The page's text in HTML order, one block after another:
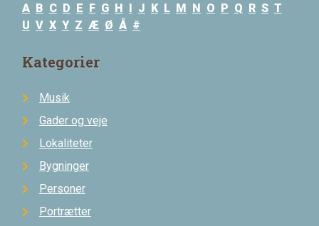
A B C D E F G H I J K L M N O P Q R S T
U V X Y Z Æ Ø Å #
Kategorier
Musik
Gader og veje
Lokaliteter
Bygninger
Personer
Portrætter